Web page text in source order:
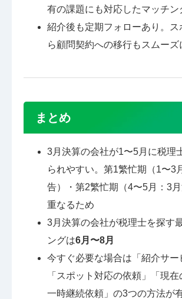
有の課題にも対応したマッチン
紹介後も定期フォローあり。ス
ら顧問契約への移行もスムーズ
まとめ
3月決算の会社が1〜5月に税理
られやすい。第1繁忙期（1〜3
告）・第2繁忙期（4〜5月：3
重なるため
3月決算の会社が税理士を探す
ングは6月〜8月
今すぐ必要な場合は「紹介サー
「スポット対応の依頼」「現
一時継続依頼」の3つの方法が